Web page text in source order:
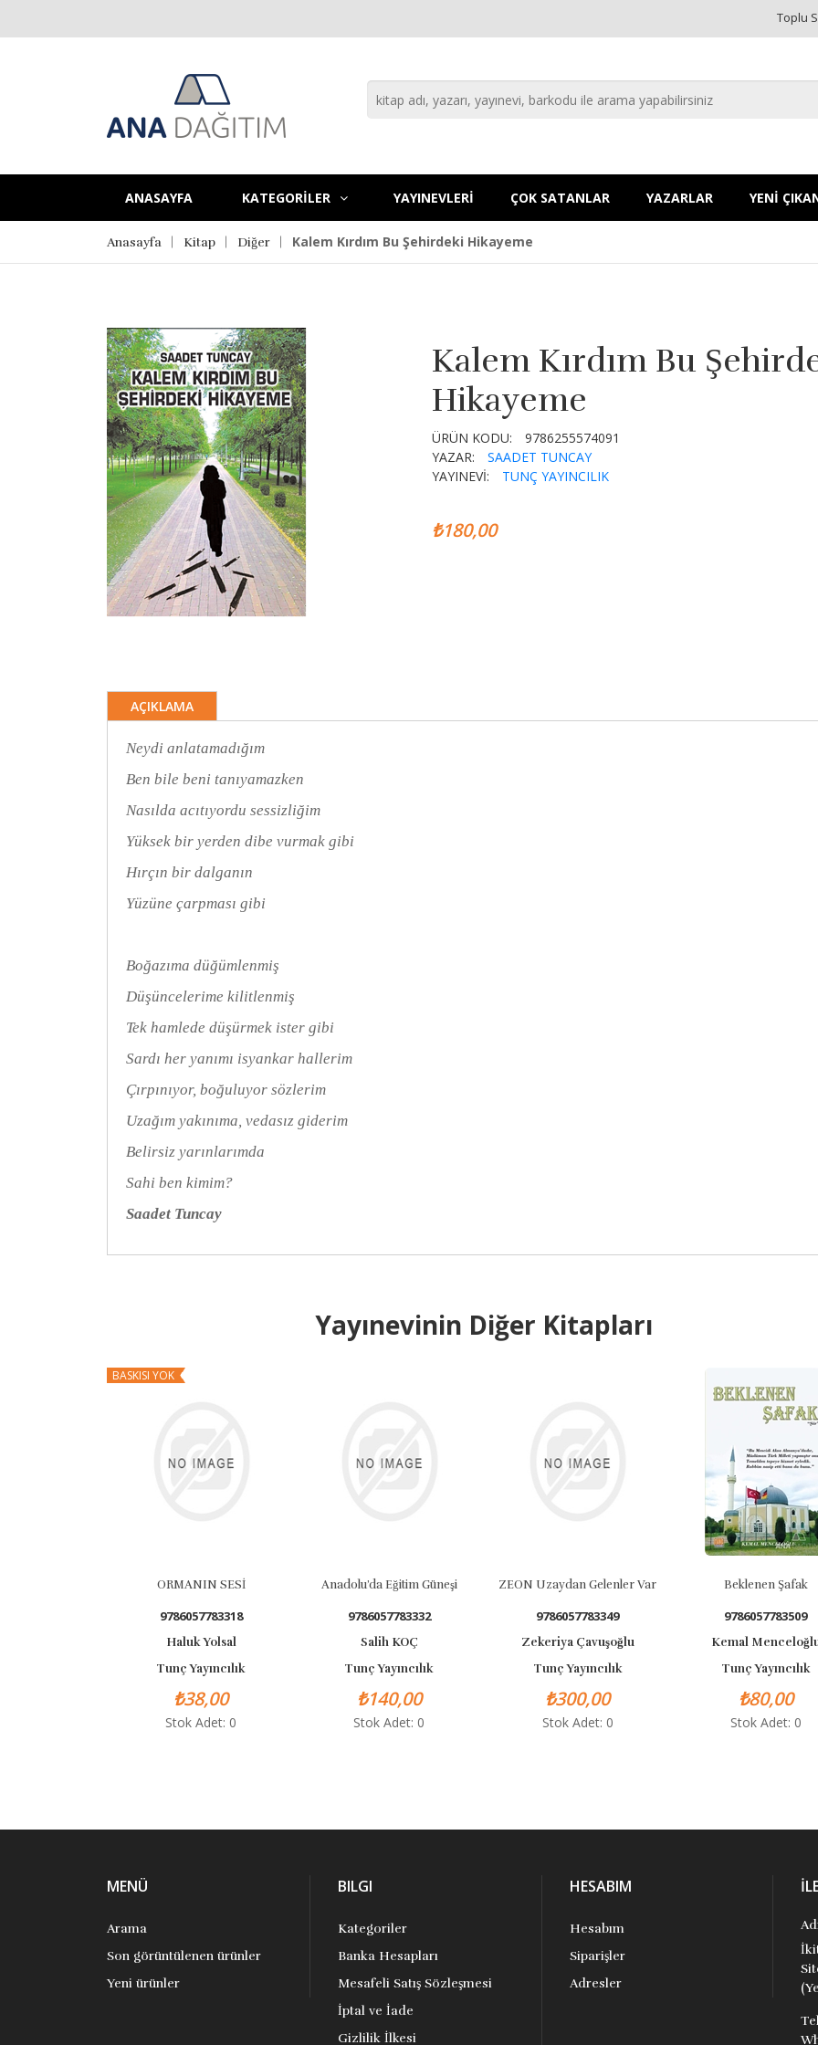
Toplu
ANASAYFA KATEGORİLER YAYINEVLERİ ÇOK SATANLAR YAZARLAR YENİ
Anasayfa Kitap Diğer Kalem Kırdım Bu Şehirdeki Hikayeme
Kalem Kırdım Bu
Hikayeme
ÜRÜN KODU:
9786255574091
YAZAR:
SAADET TUNCAY
YAYINEVİ:
TUNÇ YAYINCILIK
₺180,00
AÇIKLAMA
Neydi anlatamadığım
Ben bile beni tanıyamazken
Nasılda acıtıyordu sessizliğim
Yüksek bir yerden dibe vurmak gibi
Hırçın bir dalganın
Yüzüne çarpması gibi
Boğazıma düğümlenmiş
Düşüncelerime kilitlenmiş
Tek hamlede düşürmek ister gibi
Sardı her yanımı isyankar hallerim
Çırpınıyor, boğuluyor sözlerim
Uzağım yakınıma, vedasız giderim
Belirsiz yarınlarımda
Sahi ben kimim?
Saadet Tuncay
Yayınevinin Diğer Kitapları
BASKISI YOK
ORMANIN SESİ
9786057783318
Haluk Yolsal
Tunç Yayıncılık
₺38,00
Stok Adet: 0
Anadolu’da Eğitim Güneşi
9786057783332
Salih KOÇ
Tunç Yayıncılık
₺140,00
Stok Adet: 0
ZEON Uzaydan Gelenler Var
9786057783349
Zekeriya Çavuşoğlu
Tunç Yayıncılık
₺300,00
Stok Adet: 0
Beklenen Şafak
9786057783509
Kemal Menceloğlu
Tunç Yayıncılık
₺80,00
Stok Adet: 0
MENÜ
Arama
Son görüntülenen ürünler
Yeni ürünler
BILGI
Kategoriler
Banka Hesapları
Mesafeli Satış Sözleşmesi
İptal ve İade
Gizlilik İlkesi
HESABIM
Hesabım
Siparişler
Adresler